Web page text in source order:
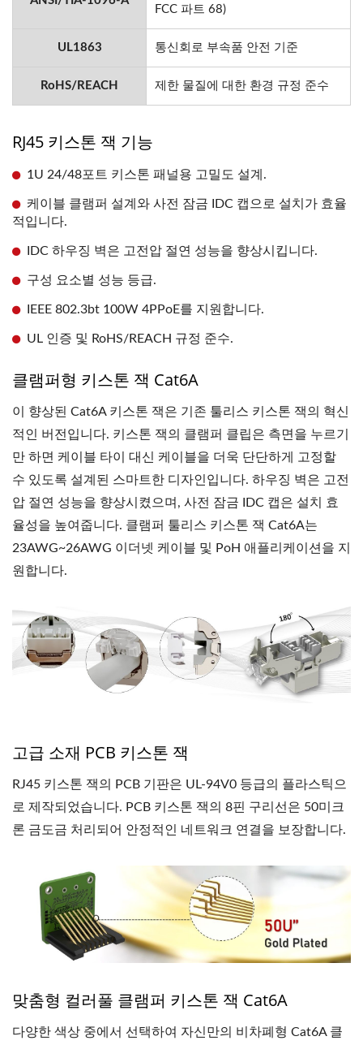
FCC 파트 68)
UL1863 통신회로 부속품 안전 기준
RoHS/REACH 제한 물질에 대한 환경 규정 준수
RJ45 키스톤 잭 기능
1U 24/48포트 키스톤 패널용 고밀도 설계.
케이블 클램퍼 설계와 사전 잠금 IDC 캡으로 설치가 효율
적입니다.
IDC 하우징 벽은 고전압 절연 성능을 향상시킵니다.
구성 요소별 성능 등급.
IEEE 802.3bt 100W 4PPoE를 지원합니다.
UL 인증 및 RoHS/REACH 규정 준수.
클램퍼형 키스톤 잭 Cat6A
이 향상된 Cat6A 키스톤 잭은 기존 툴리스 키스톤 잭의 혁신
적인 버전입니다. 키스톤 잭의 클램퍼 클립은 측면을 누르기
만 하면 케이블 타이 대신 케이블을 더욱 단단하게 고정할
수 있도록 설계된 스마트한 디자인입니다. 하우징 벽은 고전
압 절연 성능을 향상시켰으며, 사전 잠금 IDC 캡은 설치 효
율성을 높여줍니다. 클램퍼 툴리스 키스톤 잭 Cat6A는
23AWG~26AWG 이더넷 케이블 및 PoH 애플리케이션을 지
원합니다.
고급 소재 PCB 키스톤 잭
RJ45 키스톤 잭의 PCB 기판은 UL-94V0 등급의 플라스틱으
로 제작되었습니다. PCB 키스톤 잭의 8핀 구리선은 50미크
론 금도금 처리되어 안정적인 네트워크 연결을 보장합니다.
맞춤형 컬러풀 클램퍼 키스톤 잭 Cat6A
다양한 색상 중에서 선택하여 자신만의 비차폐형 Cat6A 클